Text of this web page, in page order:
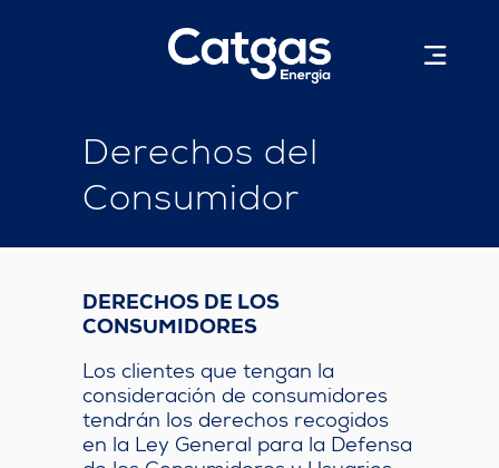
Derechos del
Consumidor
DERECHOS DE LOS
CONSUMIDORES
Los clientes que tengan la
consideración de consumidores
tendrán los derechos recogidos
en la Ley General para la Defensa